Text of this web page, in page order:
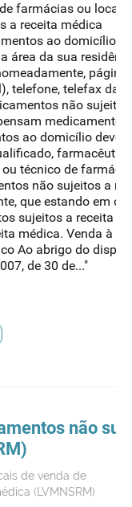
farmácias ou locais
a receita médica
ao domicílio
área da sua
telefone, telefax das
não
medicamentos
ao domicílio deve
técnico de
não sujeitos a
que estando em
sujeitos a receita
médica. Venda à
Ao abrigo do
de 30 de..."
não
)
de venda de
(LVMNSRM)